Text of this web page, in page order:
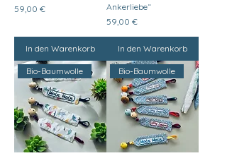
Preis
59,00 €
In den Warenkorb
Ankerliebe“
Preis
59,00 €
In den Warenkorb
Bio-Baumwolle Bio-Baumwolle